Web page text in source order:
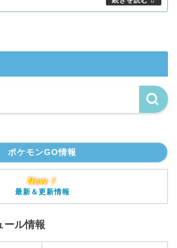
ポケモンGO情報
New！
最新＆更新情報
ール情報